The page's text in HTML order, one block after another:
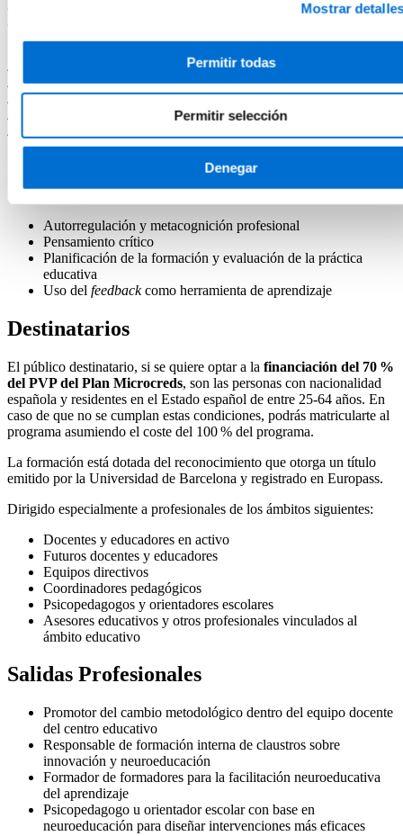
Mostrar
Permitir todas
Permitir selección
Denegar
3.3. Inclusión y equidad como principios neuroeducativos
3.4. Diseño Universal para el Aprendizaje (DUA)
4. Feedback y retroalimentación
4.1. El feedback como elemento de aprendizaje
4.2. Evaluación formativa y funciones ejecutivas
4.3. Mentalidad de crecimiento y autorregulación
4.4. Metacognición y autonomía
COMPETENCIAS
Autorregulación y metacognición profesional
Pensamiento crítico
Planificación de la formación y evaluación de la práctica
educativa
Uso del feedbackcomo herramienta de aprendizaje
Destinatarios
El público destinatario, si se quiere optar a la financiación del 70 %
del PVP del Plan Microcreds, son las personas con nacionalidad
española y residentes en el Estado español de entre 25-64 años. En
caso de que no se cumplan estas condiciones, podrás matricularte al
programa asumiendo el coste del 100 % del programa.
La formación está dotada del reconocimiento que otorga un título
emitido por la Universidad de Barcelona y registrado en Europass.
Dirigido especialmente a profesionales de los ámbitos siguientes:
Docentes y educadores en activo
Futuros docentes y educadores
Equipos directivos
Coordinadores pedagógicos
Psicopedagogos y orientadores escolares
Asesores educativos y otros profesionales vinculados al
ámbito educativo
Salidas Profesionales
Promotor del cambio metodológico dentro del equipo docente
del centro educativo
Responsable de formación interna de claustros sobre
innovación y neuroeducación
Formador de formadores para la facilitación neuroeducativa
del aprendizaje
Psicopedagogo u orientador escolar con base en
neuroeducación para diseñar intervenciones más eficaces